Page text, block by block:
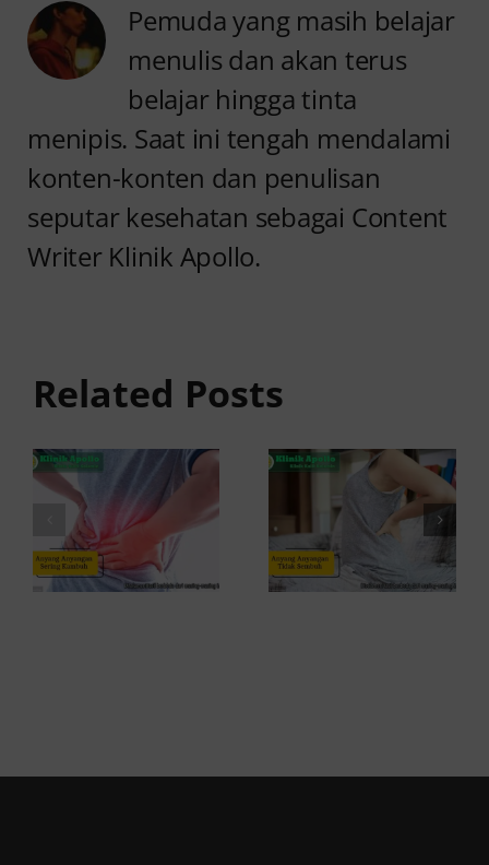
Pemuda yang masih belajar
menulis dan akan terus
belajar hingga tinta
menipis. Saat ini tengah mendalami
konten-konten dan penulisan
seputar kesehatan sebagai Content
Writer Klinik Apollo.
Related Posts
Sering
Kambuh
dan Cara
Atasinya
Penyebab
dan
Solusinya